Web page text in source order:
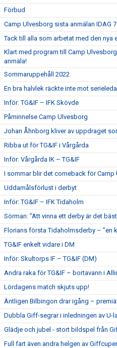
Förbud
Camp Ulvesborg sista anmälan IDAG
Tack till alla som arbetat med den nya
Klart med program till Camp
anmäla!
Sommaruppehåll 2022
En bra halvlek räckte inte mot
Inför: TG&IF – IFK Skövde
Påminnelse Camp Ulvesborg
Johan Åhnborg kliver av uppdraget
Ribba ut för TG&IF i Vårgårda
Inför: Vårgårda IK – TG&IF
I sommar blir det comeback för Camp
Uddamålsförlust i derbyt
Inför: TG&IF – IFK Tidaholm
Sörman: ”Att vinna ett derby är det
Florians första Tidaholmsderby – ”en
TG&IF enkelt vidare i DM
Inför: Skultorps IF – TG&IF (DM)
Andra raka för TG&IF – bortavann i
Lördagens match skjuts upp!
Äntligen Bilbingon drar igång –
Dubbla Giff-segrar i inledningen av U-
Glädje och jubel - stort bildspel från
Full fart även andra helgen av